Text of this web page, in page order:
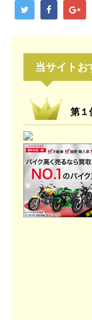
当サイトお
第